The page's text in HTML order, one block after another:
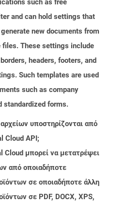
such as free
and can hold settings that
new documents from
files. These settings include
headers, footers, and
Such templates are used
such as company
standardized forms.
υποστηρίζονται από
Cloud API;
Cloud μπορεί να μετατρέψει
από οποιαδήποτε
σε οποιαδήποτε άλλη
σε PDF, DOCX, XPS,